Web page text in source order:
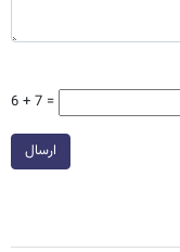
6 + 7 =
ارسال